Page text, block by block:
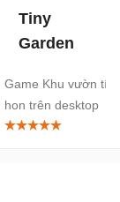
Tiny
Garden
Game Khu vườn tí
hon trên desktop